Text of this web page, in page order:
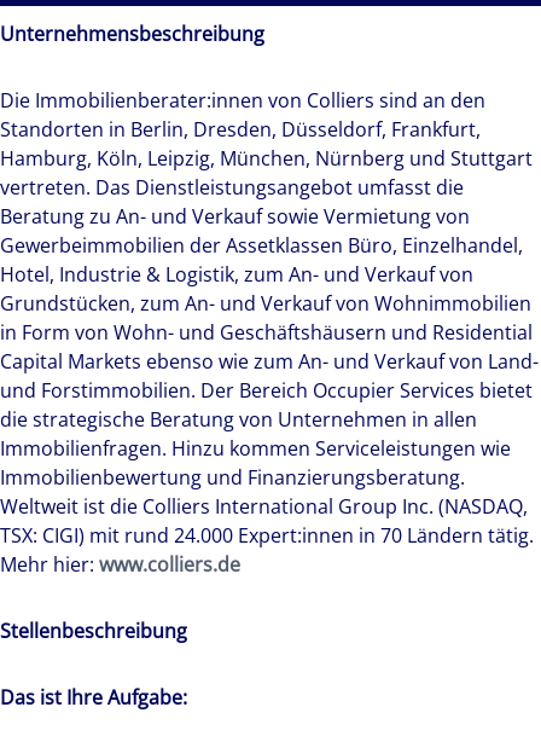
Unternehmensbeschreibung
Die Immobilienberater:innen von Colliers sind an den
Standorten in Berlin, Dresden, Düsseldorf, Frankfurt,
Hamburg, Köln, Leipzig, München, Nürnberg und Stuttgart
vertreten. Das Dienstleistungsangebot umfasst die
Beratung zu An- und Verkauf sowie Vermietung von
Gewerbeimmobilien der Assetklassen Büro, Einzelhandel,
Hotel, Industrie & Logistik, zum An- und Verkauf von
Grundstücken, zum An- und Verkauf von Wohnimmobilien
in Form von Wohn- und Geschäftshäusern und Residential
Capital Markets ebenso wie zum An- und Verkauf von Land-
und Forstimmobilien. Der Bereich Occupier Services bietet
die strategische Beratung von Unternehmen in allen
Immobilienfragen. Hinzu kommen Serviceleistungen wie
Immobilienbewertung und Finanzierungsberatung.
Weltweit ist die Colliers International Group Inc. (NASDAQ,
TSX: CIGI) mit rund 24.000 Expert:innen in 70 Ländern tätig.
Mehr hier: www.colliers.de
Stellenbeschreibung
Das ist Ihre Aufgabe: